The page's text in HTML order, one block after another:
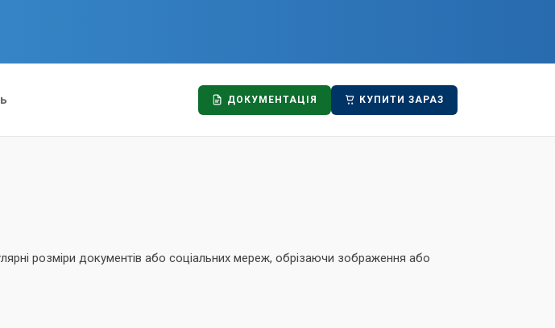
ДОКУМЕНТАЦІЯ КУПИТИ ЗАРАЗ
розміри документів або соціальних мереж, обрізаючи зображення або